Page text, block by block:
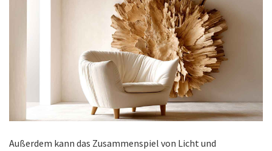
Außerdem kann das Zusammenspiel von Licht und